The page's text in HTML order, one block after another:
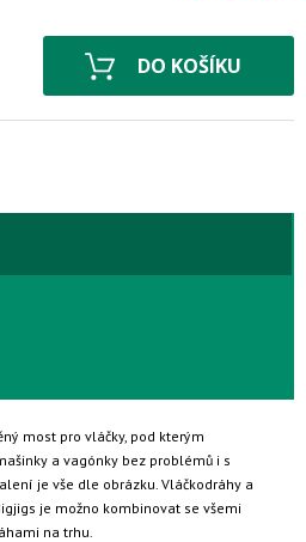
most pro vláčky, pod kterým
a vagónky bez problémů i s
je vše dle obrázku. Vláčkodráhy a
je možno kombinovat se všemi
na trhu.